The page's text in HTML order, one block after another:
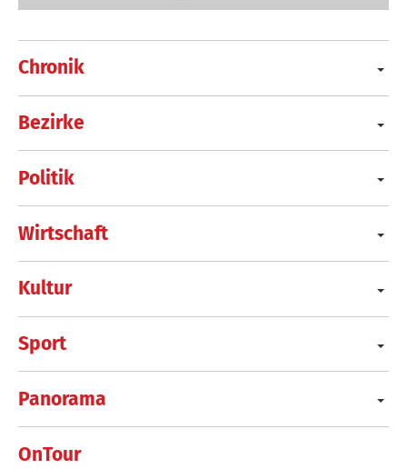
Chronik
Bezirke
Politik
Wirtschaft
Kultur
Sport
Panorama
OnTour